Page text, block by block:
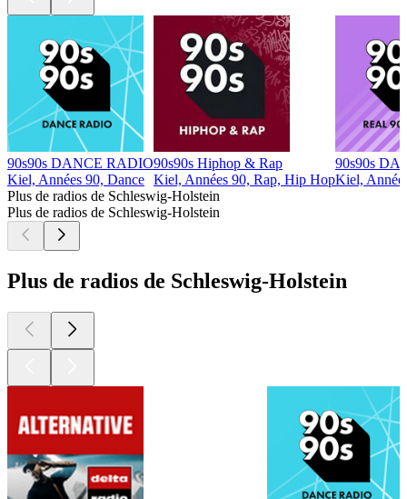
90s90s DANCE RADIO
Kiel, Années 90, Dance
90s90s Hiphop & Rap
Kiel, Années 90, Rap, Hip Hop
90s90s
Kiel,
Plus de radios de Schleswig-Holstein
Plus de radios de Schleswig-Holstein
Plus de radios de Schleswig-Holstein